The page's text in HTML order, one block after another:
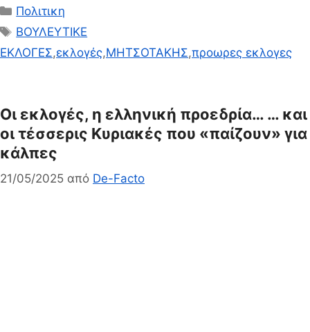
Κατηγορίες
Πολιτικη
Ετικέτες
ΒΟΥΛΕΥΤΙΚΕ
ΕΚΛΟΓΕΣ,εκλογές,ΜΗΤΣΟΤΑΚΗΣ,προωρες εκλογες
Οι εκλογές, η ελληνική προεδρία… … και
οι τέσσερις Κυριακές που «παίζουν» για
κάλπες
21/05/2025 από De-Facto